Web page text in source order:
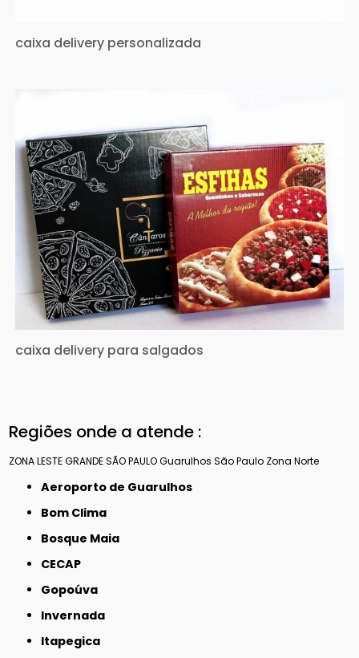
caixa delivery personalizada
caixa delivery para salgados
Regiões onde a atende :
ZONA LESTEGRANDE SÃO PAULOGuarulhos São Paulo Zona Norte
Aeroporto de Guarulhos
Bom Clima
Bosque Maia
CECAP
Gopoúva
Invernada
Itapegica